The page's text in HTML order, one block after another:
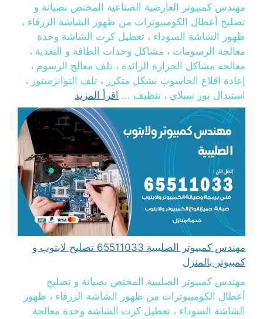
مهندس كمبيوتر العارضية الصناعية المختص بصيانة و
تصليح أعطال الكومبيوترات من ظهور الشاشة الزرقاء ،
ظهور الشاشة السوداء ، تعطيل كرت الشاشة وحدة
معالجة الرسومات ، مشاكل وحدات الطاقة و التغذية ،
معالجة مشاكل الحرارة الزائدة ، تلف معالج الرسوم ،
إعادة اقلاع الحاسوب بشكل متكرر ، تلف التوانزستور ،
استبدال بور سبلاي ، تنظيف ... اقرأ المزيد
مهندس كمبيوتر الصليبية 65511033 تصليح لابتوب و
كمبيوتر بالمنزل
مهندس كمبيوتر الصليبية المختص بصيانة و تصليح
أعطال الكومبيوترات من ظهور الشاشة الزرقاء ، ظهور
الشاشة السوداء ، تعطيل كرت الشاشة وحدة معالجة